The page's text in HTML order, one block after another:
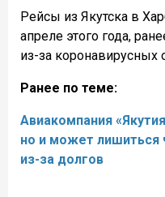
Рейсы из Якутска в
апреле этого года,
из-за коронавирусных
Ранее по теме:
Авиакомпания
но и может лишиться
из-за долгов